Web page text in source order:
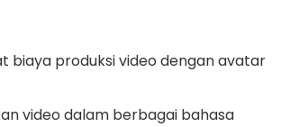
biaya produksi video dengan avatar
video dalam berbagai bahasa